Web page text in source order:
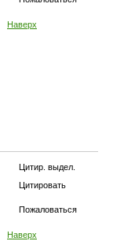
Наверх
Цитир. выдел.
Цитировать
Пожаловаться
Наверх